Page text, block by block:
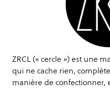
ZRCL (« cercle ») est une
qui ne cache rien,
manière de confectionner,